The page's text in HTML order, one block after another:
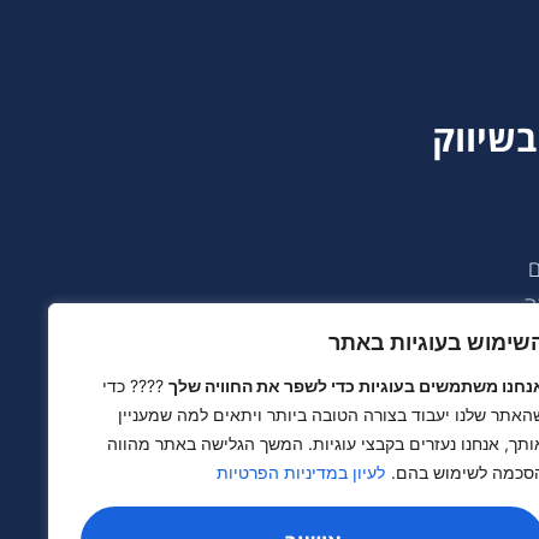
בעוגיות באתר
משתמשים בעוגיות כדי לשפר את החוויה שלך ???? כדי
שלנו יעבוד בצורה הטובה ביותר ויתאים למה שמעניין
אנחנו נעזרים בקבצי עוגיות. המשך הגלישה באתר מהווה
לשימוש בהם. לעיון במדיניות הפרטיות
צמודי קרקע
מול ארבל